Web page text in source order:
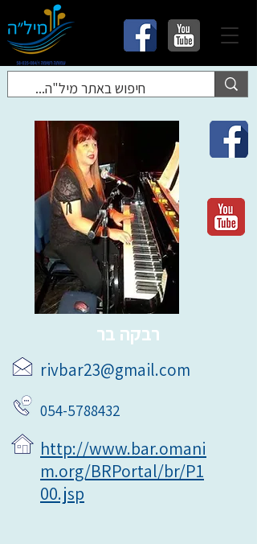
רבקה בר
rivbar23@gmail.com
054-5788432
http://www.bar.omani
m.org/BRPortal/br/P1
00.jsp